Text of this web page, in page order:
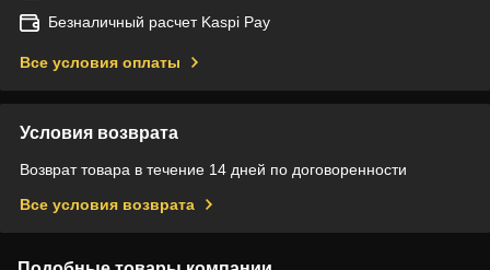
Безналичный расчет Kaspi Pay
Все условия оплаты
Условия возврата
Возврат товара в течение 14 дней по договоренности
Все условия возврата